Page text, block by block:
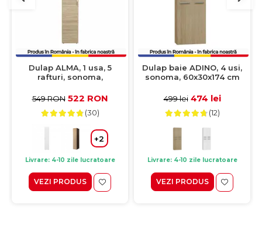
Dulap ALMA, 1 usa, 5
rafturi, sonoma,
549 RON 522 RON
(30)
+2
Livrare: 4-10 zile lucratoare
VEZI PRODUS
Dulap baie ADINO, 4 usi,
sonoma, 60x30x174 cm
499 lei 474 lei
(12)
Livrare: 4-10 zile lucratoare
VEZI PRODUS